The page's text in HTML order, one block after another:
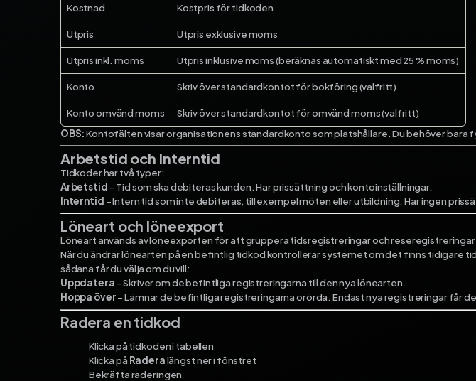
Kostnad Kostpris för tidkoden
Utpris Utpris exklusive moms
Utpris inkl. moms Utpris inklusive moms (beräknas automatiskt med 25 % moms)
Konto Skriv över standardkontot för bokföring (valfritt)
Konto omvänd moms
Skriv över standardkontot för omvänd moms (valfritt)
OBS:Kontofälten visar organisationens standardkonto som platshållare. Du behöver bara
Arbetstid och Interntid
Tidkoder har två typer:
Arbetstid – Tid som ska debiteras kunden. Har prissättning och kontoinställningar.
Interntid – Intern tid som inte debiteras, till exempel möten eller utbildning. Har ingen
Löneart och löneexport
Löneart används av löneexporten för att gruppera tidsregistreringar och
När du ändrar lönearten på en befintlig tidkod kontrollerar systemet om det finns tidigare
sådana får du välja om du vill:
Uppdatera – Skriver om de befintliga registreringarna till den nya lönearten.
Hoppa över– Lämnar de befintliga registreringarna orörda. Endast nya registreringar får
Radera en tidkod
Klicka på tidkoden i tabellen
Klicka på Raderalängst ner i fönstret
Bekräfta raderingen